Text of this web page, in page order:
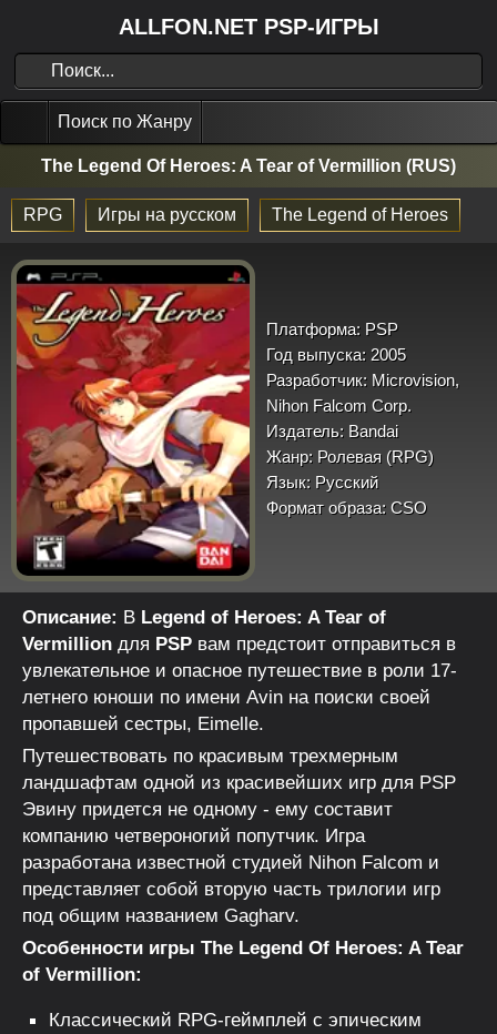
ALLFON.NET PSP-ИГРЫ
Поиск по Жанру
The Legend Of Heroes: A Tear of Vermillion (RUS)
RPG Игры на русском The Legend of Heroes
Платформа: PSP
Год выпуска: 2005
Разработчик: Microvision,
Nihon Falcom Corp.
Издатель: Bandai
Жанр: Ролевая (RPG)
Язык: Русский
Формат образа: CSO
Описание: В Legend of Heroes: A Tear of
Vermillion для PSP вам предстоит отправиться в
увлекательное и опасное путешествие в роли 17-
летнего юноши по имени Avin на поиски своей
пропавшей сестры, Eimelle.
Путешествовать по красивым трехмерным
ландшафтам одной из красивейших игр для PSP
Эвину придется не одному - ему составит
компанию четвероногий попутчик. Игра
разработана известной студией Nihon Falcom и
представляет собой вторую часть трилогии игр
под общим названием Gagharv.
Особенности игры The Legend Of Heroes: A Tear
of Vermillion:
Классический RPG-геймплей с эпическим